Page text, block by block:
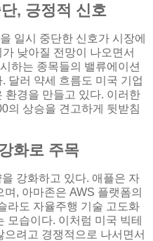
, 긍정적 신호
일시 중단한 신호가 시장에
낮아질 전망이 나오면서
하는 종목들의 밸류에이션
달러 약세 흐름도 미국 기업
환경을 만들고 있다. 이러한
의 상승을 견고하게 뒷받침
화로 주목
강화하고 있다. 애플은 자
, 아마존은 AWS 플랫폼의
라도 자율주행 기술 고도화
모습이다. 이처럼 미국 빅테
려고 경쟁적으로 나서면서